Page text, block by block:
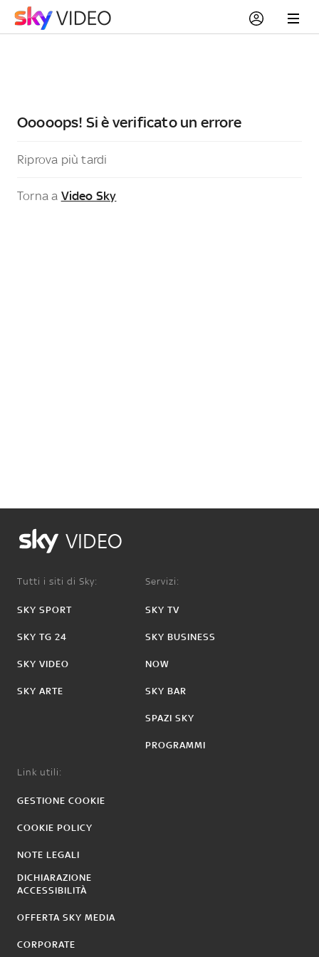
Ooooops! Si è verificato un errore
Riprova più tardi
Torna a Video Sky
VIDEO
Tutti i siti di Sky:
SKY SPORT
SKY TG 24
SKY VIDEO
SKY ARTE
Servizi:
SKY TV
SKY BUSINESS
NOW
SKY BAR
SPAZI SKY
PROGRAMMI
Link utili:
GESTIONE COOKIE
COOKIE POLICY
NOTE LEGALI
DICHIARAZIONE
ACCESSIBILITÀ
OFFERTA SKY MEDIA
CORPORATE